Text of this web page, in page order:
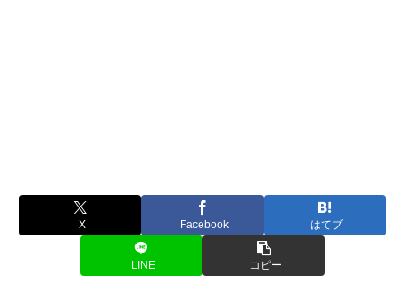
X Facebook はてブ
LINE コピー